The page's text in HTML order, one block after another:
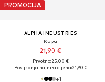
PROMOCIJA
ALPHA INDUSTRIES
Kapa
21,90 €
Prvotno: 25,00 €
Posljednja najniža cijena:21,90 €
+1